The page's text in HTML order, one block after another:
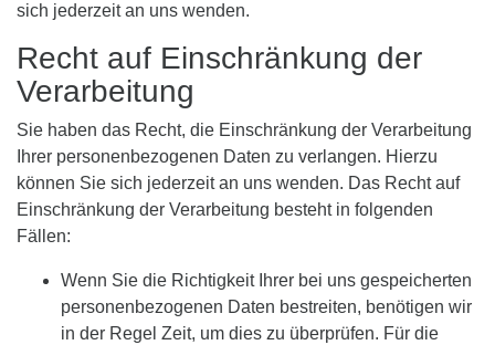
sich jederzeit an uns wenden.
Recht auf Einschränkung der
Verarbeitung
Sie haben das Recht, die Einschränkung der Verarbeitung
Ihrer personenbezogenen Daten zu verlangen. Hierzu
können Sie sich jederzeit an uns wenden. Das Recht auf
Einschränkung der Verarbeitung besteht in folgenden
Fällen:
Wenn Sie die Richtigkeit Ihrer bei uns gespeicherten
personenbezogenen Daten bestreiten, benötigen wir
in der Regel Zeit, um dies zu überprüfen. Für die